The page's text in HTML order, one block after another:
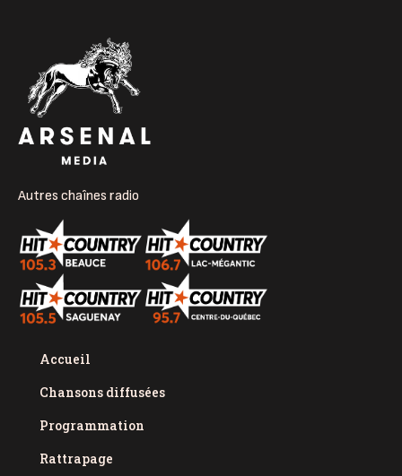
Autres chaînes radio
Accueil
Chansons diffusées
Programmation
Rattrapage